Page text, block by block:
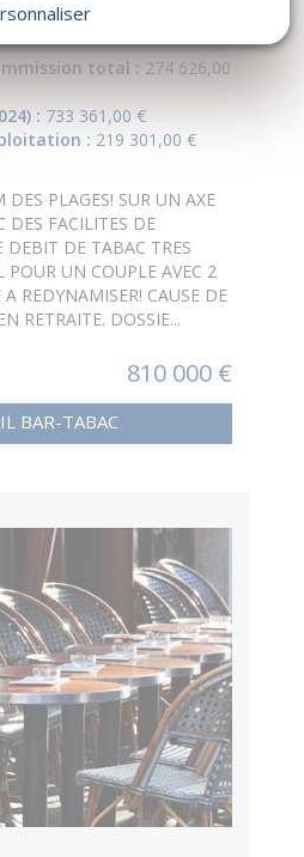
taxable total :
total : 274 626,00
: 733 361,00 €
: 219 301,00 €
PLAGES! SUR UN AXE
DES FACILITES DE
DE TABAC TRES
POUR UN COUPLE AVEC 2
A REDYNAMISER! CAUSE DE
RETRAITE. DOSSIE...
810 000 €
BAR-TABAC